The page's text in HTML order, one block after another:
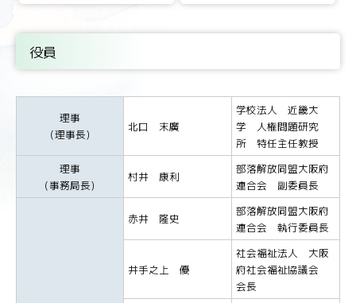
役員
理事
（理事長）
北口 末廣
学校法人 近畿大
学 人権問題研究
所 特任主任教授
理事
（事務局長）
村井 康利
部落解放同盟大阪府
連合会 副委員長
赤井 隆史
部落解放同盟大阪府
連合会 執行委員長
井手之上 優
社会福祉法人 大阪
府社会福祉協議会
会長